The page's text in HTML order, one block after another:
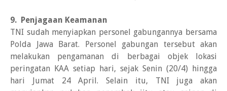
9. Penjagaan Keamanan
TNI sudah menyiapkan personel gabungannya bersama
Polda Jawa Barat. Personel gabungan tersebut akan
melakukan pengamanan di berbagai objek lokasi
peringatan KAA setiap hari, sejak Senin (20/4) hingga
hari Jumat 24 April. Selain itu, TNI juga akan